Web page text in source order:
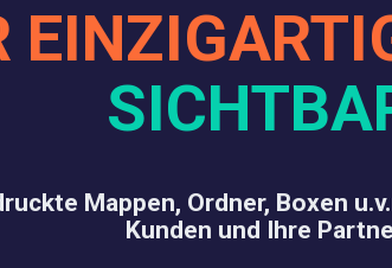
Mappen, Ordner, Boxen
Kunden und Ihre